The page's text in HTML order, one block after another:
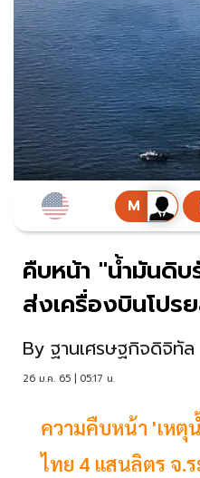
คืบหน้า "น้ำมันดิ
ส่งเครื่องบินโปร
By ฐานเศรษฐกิจดิจิทัล
26 ม.ค. 65 | 05:17 น.
ความคืบหน้า 'เหตุ
ไทย 4 แสนลิตร จ.